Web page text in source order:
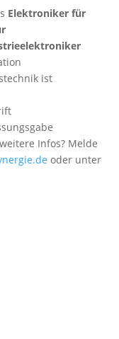
Elektroniker für
ist
Infos? Melde
oder unter